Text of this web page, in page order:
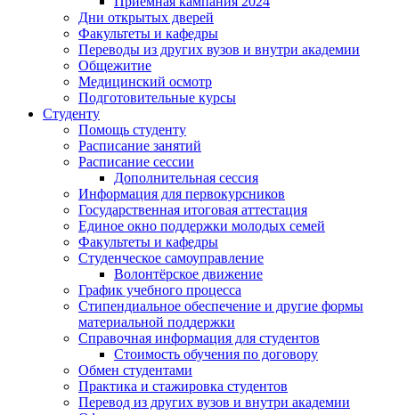
Дни открытых дверей
Факультеты и кафедры
Переводы из других вузов и внутри академии
Общежитие
Медицинский осмотр
Подготовительные курсы
Студенту
Помощь студенту
Расписание занятий
Расписание сессии
Дополнительная сессия
Информация для первокурсников
Государственная итоговая аттестация
Единое окно поддержки молодых семей
Факультеты и кафедры
Студенческое самоуправление
Волонтёрское движение
График учебного процесса
Стипендиальное обеспечение и другие формы
материальной поддержки
Справочная информация для студентов
Cтоимость обучения по договору
Обмен студентами
Практика и стажировка студентов
Перевод из других вузов и внутри академии